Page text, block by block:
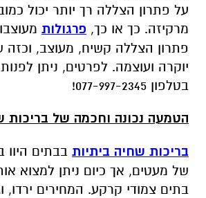
על פתרון הצללה רך יותר יכול
מרקיזה. כך או כך, פרגולות
פתרון הצללה קשיח, מעוצב, וכזה
יוקרה ועוצמה. לפרטים, ניתן
בטלפון 077-997-2345!
הטמעה נכונה וחכמה של בריכות
בריכות שחיה ביתיות בבתים
של מעטים, אך כיום ניתן למצוא
בתים צמודי קרקע. המחירים ירדו,